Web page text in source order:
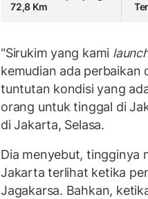
72,8 Km
"Sirukim yang kami
kemudian ada perbaikan
tuntutan kondisi yang
orang untuk tinggal di
di Jakarta, Selasa.
Dia menyebut, tingginya
Jakarta terlihat ketika
Jagakarsa. Bahkan,